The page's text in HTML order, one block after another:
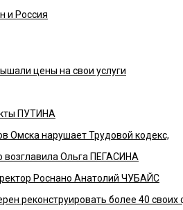
и Россия
цены на свои услуги
ПУТИНА
Омска нарушает Трудовой кодекс,
Ольга ПЕГАСИНА
Роснано Анатолий ЧУБАЙС
реконструировать более 40 своих